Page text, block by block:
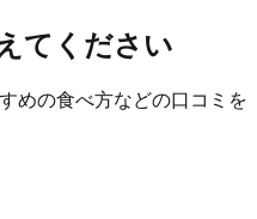
てください
めの食べ方などの口コミを